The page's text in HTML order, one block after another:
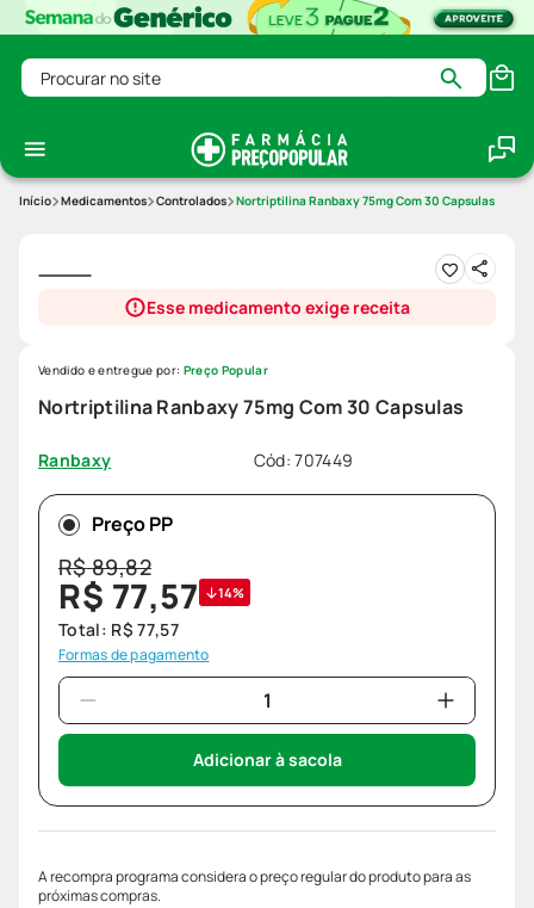
Procurar no site
Medicamentos Controlados Nortriptilina Ranbaxy 75mg Com 30 Capsulas
Esse medicamento exige receita
Nortriptilina Ranbaxy 75mg Com 30 Capsulas
Ranbaxy Cód:707449
Vendido e entregue por: Preço Popular
Preço PP
R$89,82
R$ 77,57 14%
Total: R$ 77,57
Formas de pagamento
Adicionar à sacola
A recompra programa considera o preço regular do produto para as
próximas compras.